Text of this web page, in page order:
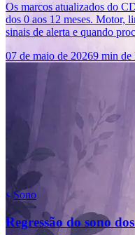
Os marcos atualizados do
dos 0 aos 12 meses. Motor,
sinais de alerta e quando
07 de maio de 20269 min de
Sono
Regressão do sono